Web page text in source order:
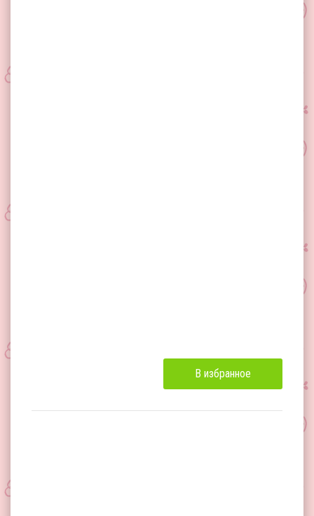
В избранное